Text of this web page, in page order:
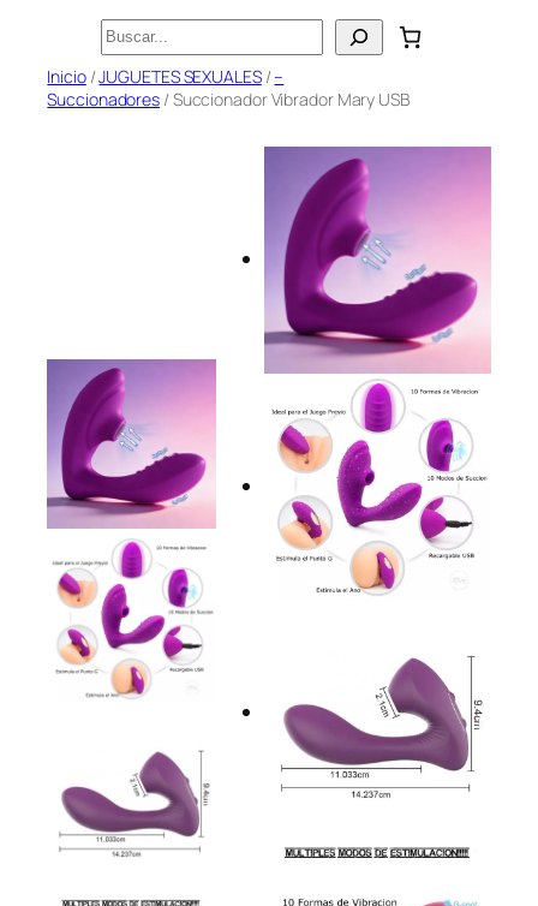
contenido
Buscar
Inicio/JUGUETES SEXUALES/–
Succionadores / Succionador Vibrador Mary USB